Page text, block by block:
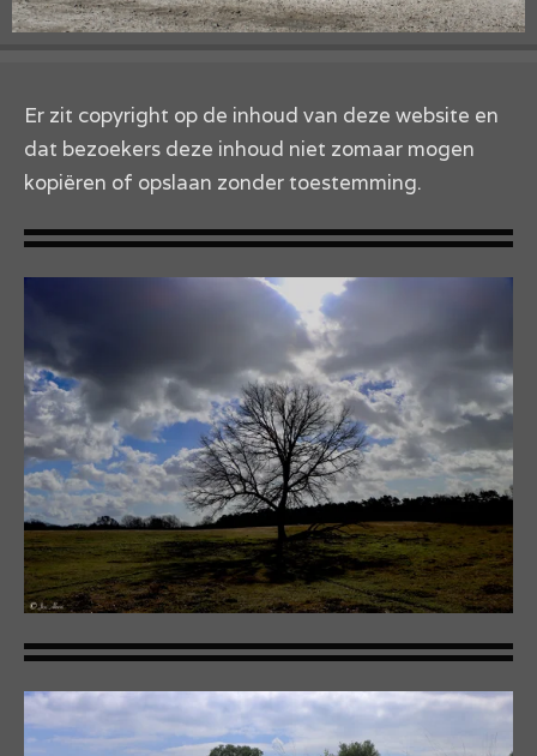
Er zit copyright op de inhoud van deze website en
dat bezoekers deze inhoud niet zomaar mogen
kopiëren of opslaan zonder toestemming.